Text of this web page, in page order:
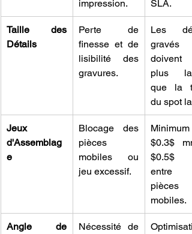
impression.
SLA.
Taille des
Détails
Perte de
finesse et de
lisibilité des
gravures.
Les
gravés
doivent
plus
que la
du spot
Jeux
d'Assemblag
e
Blocage des
pièces
mobiles ou
jeu excessif.
Minimum
$0.3$
$0.5$
entre
pièces
mobiles.
Angle de
Nécessité de